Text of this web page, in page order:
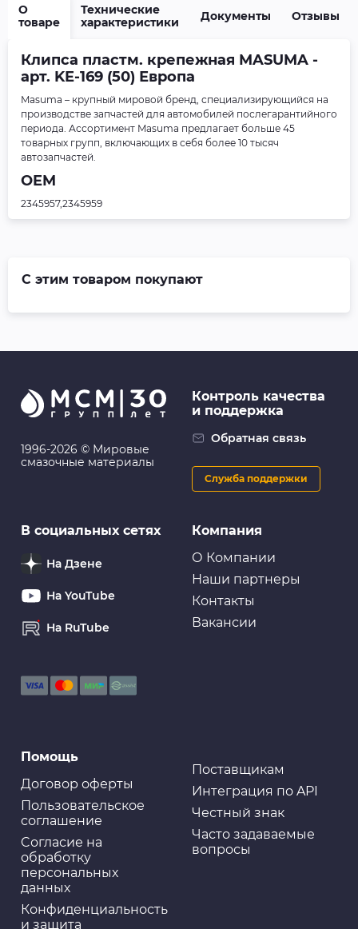
О
товаре
Технические
характеристики
Документы Отзывы
Клипса пластм. крепежная MASUMA -
арт. KE-169 (50) Европа
Masuma – крупный мировой бренд, специализирующийся на
производстве запчастей для автомобилей послегарантийного
периода. Ассортимент Masuma предлагает больше 45
товарных групп, включающих в себя более 10 тысяч
автозапчастей.
OEM
2345957,2345959
С этим товаром покупают
1996-2026 © Мировые
смазочные материалы
Компания
О Компании
Наши партнеры
Контакты
Вакансии
Помощь
Договор оферты
Пользовательское
соглашение
Cогласие на
обработку
персональных
данных
Конфиденциальность
и защита
Поставщикам
Интеграция по API
Честный знак
Часто задаваемые
вопросы
Контроль качества
и поддержка
Обратная связь
Служба поддержки
В социальных сетях
На Дзене
На YouTube
На RuTube